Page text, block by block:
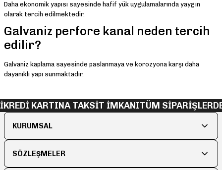
Daha ekonomik yapısı sayesinde hafif yük uygulamalarında yaygın
olarak tercih edilmektedir.
Galvaniz perfore kanal neden tercih
edilir?
Galvaniz kaplama sayesinde paslanmaya ve korozyona karşı daha
dayanıklı yapı sunmaktadır.
KREDİ KARTINA TAKSİT İMKANITÜM
KURUMSAL
SÖZLEŞMELER